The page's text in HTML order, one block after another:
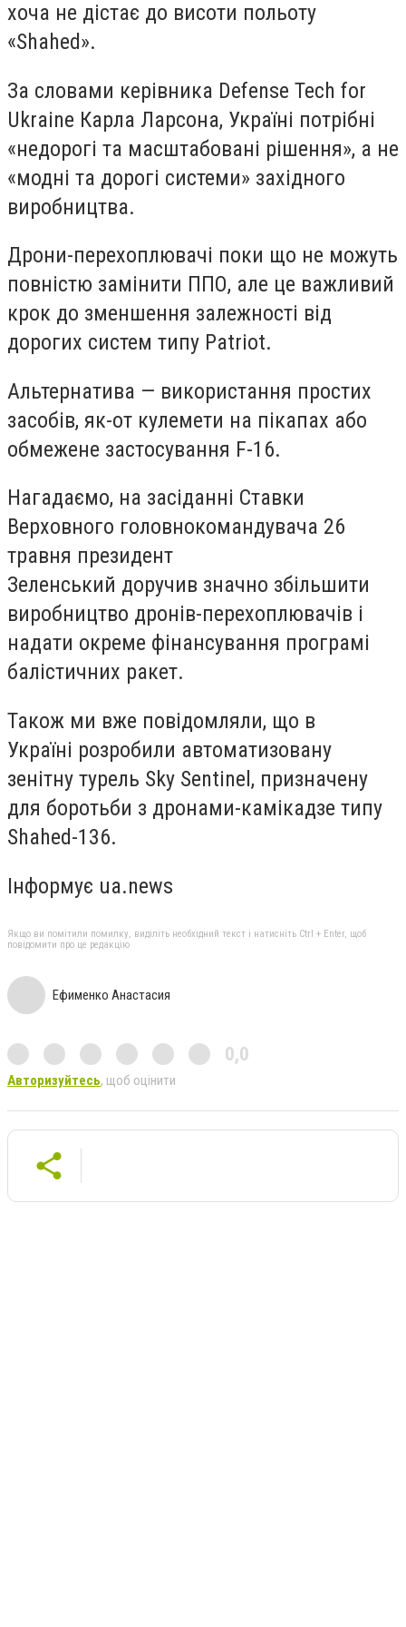
хоча не дістає до висоти польоту
«Shahed».
За словами керівника Defense Tech for
Ukraine Карла Ларсона, Україні потрібні
«недорогі та масштабовані рішення», а не
«модні та дорогі системи» західного
виробництва.
Дрони-перехоплювачі поки що не можуть
повністю замінити ППО, але це важливий
крок до зменшення залежності від
дорогих систем типу Patriot.
Альтернатива — використання простих
засобів, як-от кулемети на пікапах або
обмежене застосування F-16.
Нагадаємо, на засіданні Ставки
Верховного головнокомандувача 26
травня президент
Зеленський доручив значно збільшити
виробництво дронів-перехоплювачів і
надати окреме фінансування програмі
балістичних ракет.
Також ми вже повідомляли, що в
Україні розробили автоматизовану
зенітну турель Sky Sentinel, призначену
для боротьби з дронами-камікадзе типу
Shahed-136.
Інформує ua.news
Якщо ви помітили помилку, виділіть необхідний текст і натисніть Ctrl + Enter, щоб
повідомити про це редакцію
Ефименко Анастасия
0,0
Авторизуйтесь, щоб оцінити